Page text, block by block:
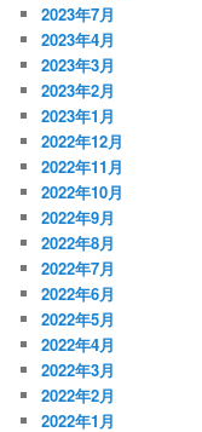
2023年7月
2023年4月
2023年3月
2023年2月
2023年1月
2022年12月
2022年11月
2022年10月
2022年9月
2022年8月
2022年7月
2022年6月
2022年5月
2022年4月
2022年3月
2022年2月
2022年1月